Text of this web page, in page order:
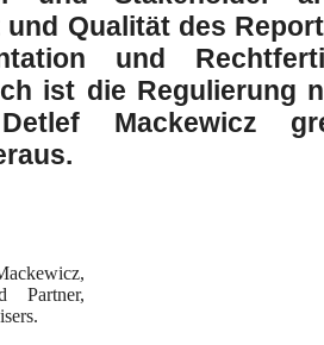
Qualität des
und
ist die Regulierung
Mackewicz
Partner,